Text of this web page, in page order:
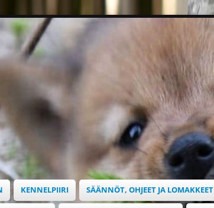
KENNELPIIRI SÄÄNNÖT, OHJEET JA LOMAKKEET